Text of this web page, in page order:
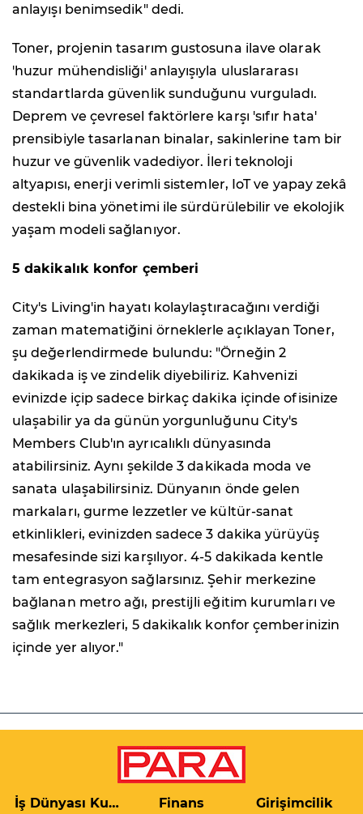
anlayışı benimsedik" dedi.
Toner, projenin tasarım gustosuna ilave olarak
'huzur mühendisliği' anlayışıyla uluslararası
standartlarda güvenlik sunduğunu vurguladı.
Deprem ve çevresel faktörlere karşı 'sıfır hata'
prensibiyle tasarlanan binalar, sakinlerine tam bir
huzur ve güvenlik vadediyor. İleri teknoloji
altyapısı, enerji verimli sistemler, IoT ve yapay zekâ
destekli bina yönetimi ile sürdürülebilir ve ekolojik
yaşam modeli sağlanıyor.
5 dakikalık konfor çemberi
City's Living'in hayatı kolaylaştıracağını verdiği
zaman matematiğini örneklerle açıklayan Toner,
şu değerlendirmede bulundu: "Örneğin 2
dakikada iş ve zindelik diyebiliriz. Kahvenizi
evinizde içip sadece birkaç dakika içinde ofisinize
ulaşabilir ya da günün yorgunluğunu City's
Members Club'ın ayrıcalıklı dünyasında
atabilirsiniz. Aynı şekilde 3 dakikada moda ve
sanata ulaşabilirsiniz. Dünyanın önde gelen
markaları, gurme lezzetler ve kültür-sanat
etkinlikleri, evinizden sadece 3 dakika yürüyüş
mesafesinde sizi karşılıyor. 4-5 dakikada kentle
tam entegrasyon sağlarsınız. Şehir merkezine
bağlanan metro ağı, prestijli eğitim kurumları ve
sağlık merkezleri, 5 dakikalık konfor çemberinizin
içinde yer alıyor."
İş Dünyası Kulis Finans Girişimcilik